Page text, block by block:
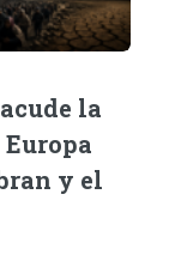
la
y el